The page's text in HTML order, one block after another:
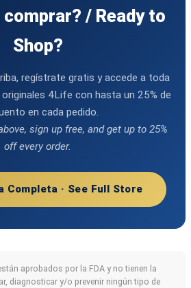
/ Ready to
Shop?
regístrate gratis y accede a toda
4Life con hasta un 25% de
en cada pedido.
sign up free, and get up to 25%
off every order.
Completa · See Full Store
aprobados por la FDA y no tienen la
diagnosticar y/o prevenir ningún tipo de